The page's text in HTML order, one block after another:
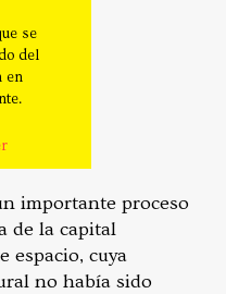
se
del
en
importante proceso
de la capital
espacio, cuya
no había sido